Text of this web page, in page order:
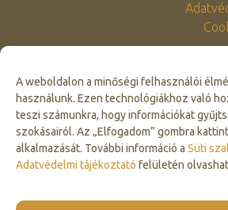
A weboldalon a minőségi felhasználói
használunk. Ezen technológiákhoz való
teszi számunkra, hogy információkat
szokásairól. Az „Elfogadom” gombra
alkalmazását. További információ a Süti
Adatvédelmi tájékoztató felületén
Click to accept marketing